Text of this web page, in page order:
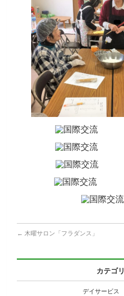
← 木曜サロン「フラダンス」
カテゴ
デイサービス